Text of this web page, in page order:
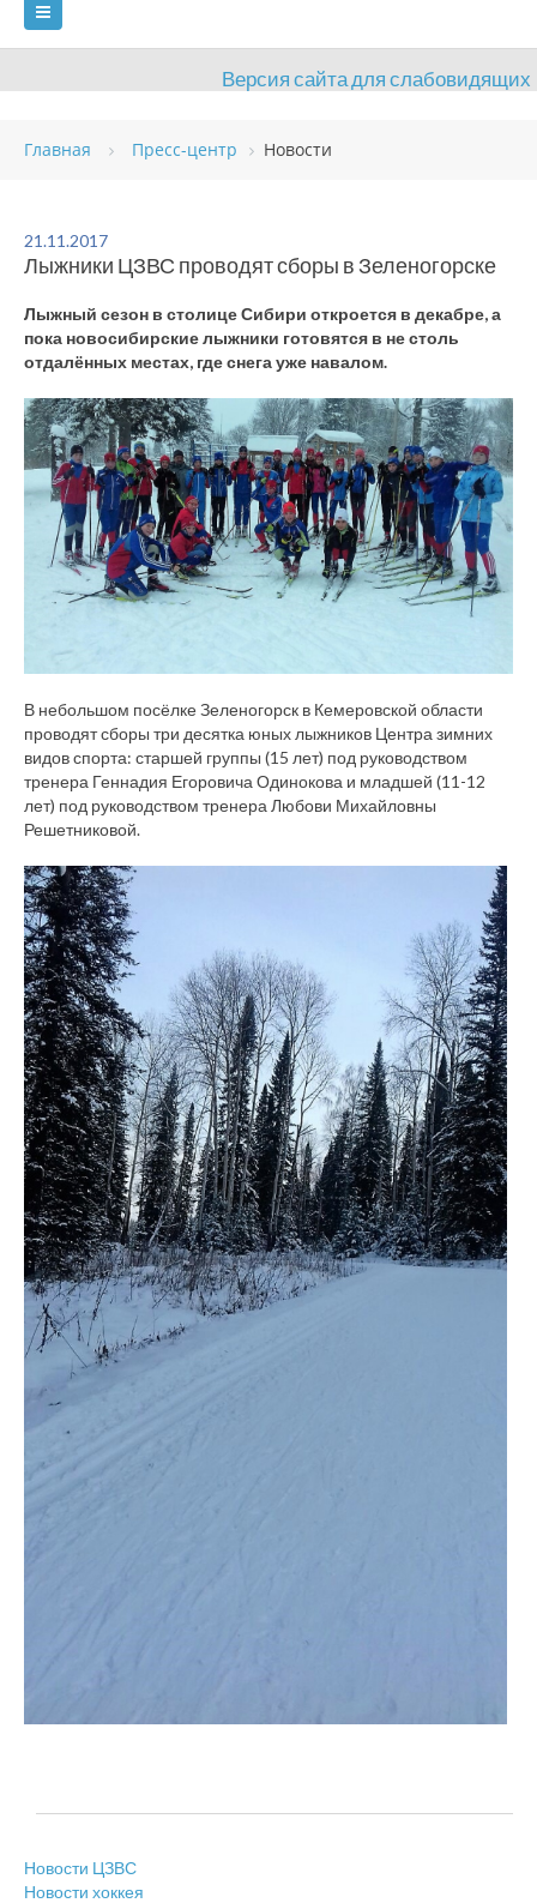
Версия сайта для слабовидящих
ГЛАВНАЯ
ВИДЫ СПОРТА
ОЦЕНКА КАЧЕСТВА ОБРАЗОВАНИЯ ВАКАНСИИ
Главная Пресс-центр Новости
21.11.2017
Лыжники ЦЗВС проводят сборы в Зеленогорске
Лыжный сезон в столице Сибири откроется в декабре, а
пока новосибирские лыжники готовятся в не столь
отдалённых местах, где снега уже навалом.
В небольшом посёлке Зеленогорск в Кемеровской области
проводят сборы три десятка юных лыжников Центра зимних
видов спорта: старшей группы (15 лет) под руководством
тренера Геннадия Егоровича Одинокова и младшей (11-12
лет) под руководством тренера Любови Михайловны
Решетниковой.
Новости ЦЗВС
Новости хоккея